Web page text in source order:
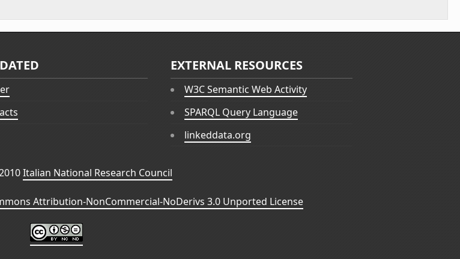
EXTERNAL RESOURCES
W3C Semantic Web Activity
SPARQL Query Language
linkeddata.org
Italian National Research Council
Attribution-NonCommercial-NoDerivs 3.0 Unported License